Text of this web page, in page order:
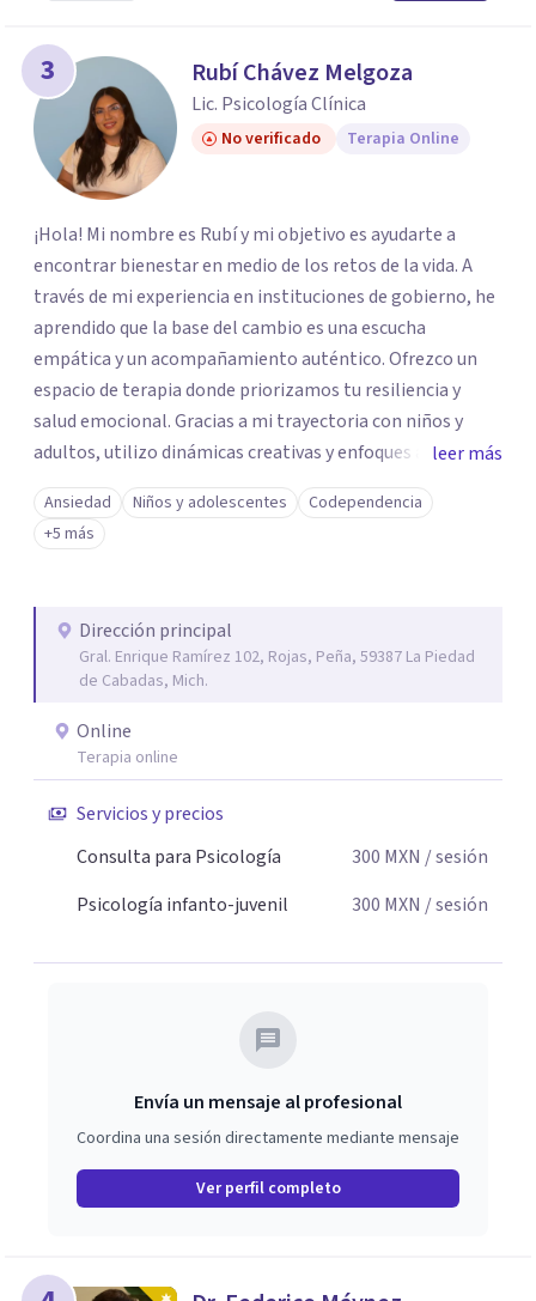
3 Rubí Chávez Melgoza
Lic. Psicología Clínica
No verificado Terapia Online
¡Hola! Mi nombre es Rubí y mi objetivo es ayudarte a
encontrar bienestar en medio de los retos de la vida. A
través de mi experiencia en instituciones de gobierno, he
aprendido que la base del cambio es una escucha
empática y un acompañamiento auténtico. ​Ofrezco un
espacio de terapia donde priorizamos tu resiliencia y
salud emocional. Gracias a mi trayectoria con niños y
adultos, utilizo dinámicas creativas y enfoques adaptados
a tus necesidades específicas. Estoy aquí para escucharte
y brindarte las herramientas necesarias para fortalecer
tu paz mental.
leer más
Ansiedad Niños y adolescentes
Codependencia
+5 más
Dirección principal
Gral. Enrique Ramírez 102, Rojas, Peña, 59387 La Piedad
de Cabadas, Mich.
Online
Terapia online
Servicios y precios
Consulta para Psicología
300 MXN / sesión
Psicología infanto-juvenil
300 MXN / sesión
Envía un mensaje al profesional
Coordina una sesión directamente mediante mensaje
Ver perfil completo